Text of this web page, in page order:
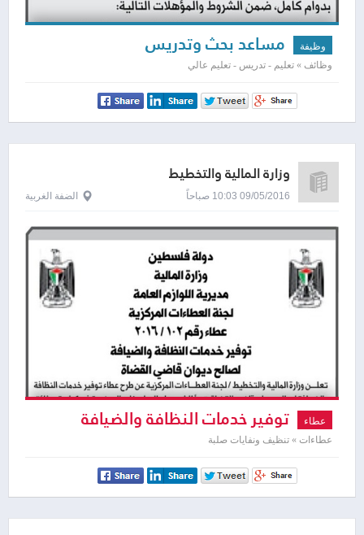
وظيفة مساعد بحث وتدريس
وظائف » تعليم - تدريس - تعليم عالي
وزارة المالية والتخطيط
09/05/2016 10:03 صباحاً الضفة الغربية
عطاء توفير خدمات النظافة والضيافة
عطاءات » تنظيف ونفايات صلبة